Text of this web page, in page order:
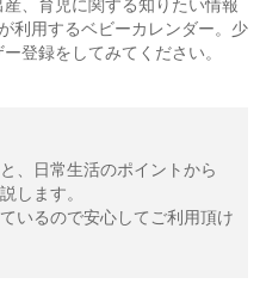
、育児に関する知りたい情報
利用するベビーカレンダー。少
登録をしてみてください。
、日常生活のポイントから
します。
いるので安心してご利用頂け